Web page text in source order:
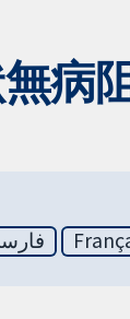
病